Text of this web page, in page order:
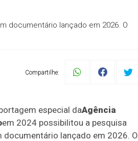
documentário lançado em 2026. O
Compartilhe:
especial daAgência
em 2024 possibilitou a pesquisa
documentário lançado em 2026. O